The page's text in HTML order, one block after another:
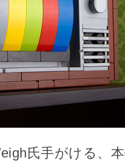
氏手がける、